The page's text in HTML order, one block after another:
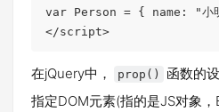
var Person = { name: "
</script>
在jQuery中， prop()
函数的
指定DOM元素(指的是JS对象